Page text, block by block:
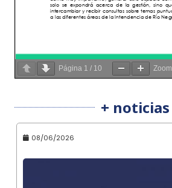
Página 1 / 10 Zoom
+ noticias
08/06/2026